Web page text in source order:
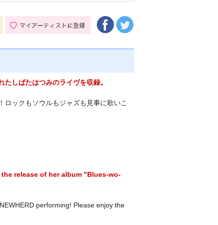
た しばたはつみのライヴを収録。
ックもソウルもジャズも見事に歌いこ
release of her album "Blues-wo-
performing! Please enjoy the